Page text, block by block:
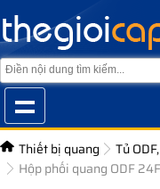
Thiết bị quang Tủ
Hộp phối quang ODF